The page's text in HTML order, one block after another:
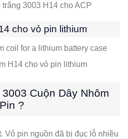
3003 H14 cho ACP
cho vỏ pin lithium
H14 cho vỏ pin lithium
Cuộn Dây Nhôm
?
Vỏ pin nguồn đã bị đục lỗ nhiều